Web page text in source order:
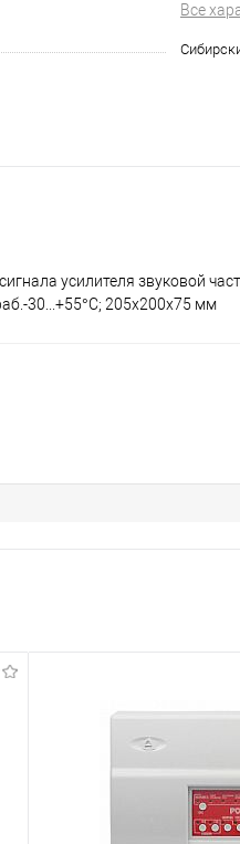
Все
усилителя звуковой
30...+55°С; 205x200x75 мм